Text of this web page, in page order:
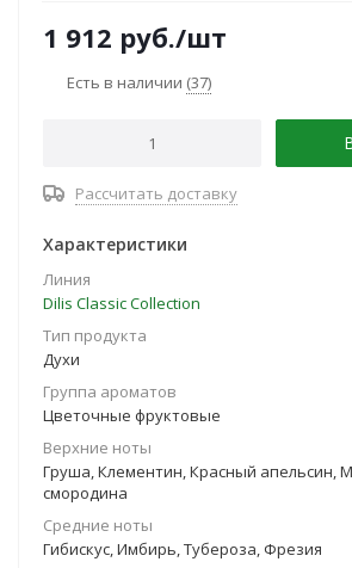
1 912 руб./шт
Есть в наличии (37)
Рассчитать доставку
Характеристики
Линия
Dilis Classic Collection
Тип продукта
Духи
Группа ароматов
Цветочные фруктовые
Верхние ноты
Груша, Клементин, Красный апельсин,
смородина
Средние ноты
Гибискус, Имбирь, Тубероза, Фрезия